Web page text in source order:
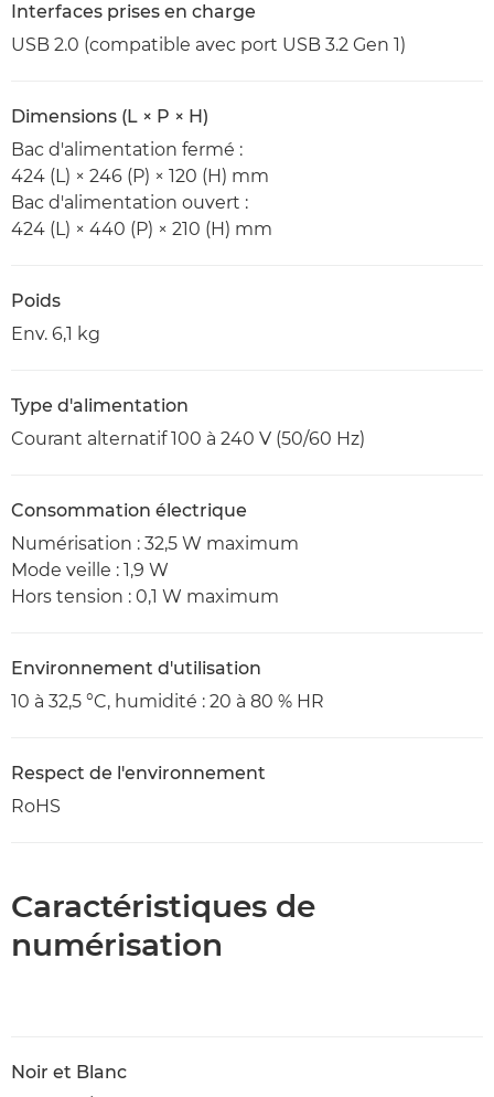
Interfaces prises en charge
USB 2.0 (compatible avec port USB 3.2 Gen 1)
Dimensions (L × P × H)
Bac d'alimentation fermé :
424 (L) × 246 (P) × 120 (H) mm
Bac d'alimentation ouvert :
424 (L) × 440 (P) × 210 (H) mm
Poids
Env. 6,1 kg
Type d'alimentation
Courant alternatif 100 à 240 V (50/60 Hz)
Consommation électrique
Numérisation : 32,5 W maximum
Mode veille : 1,9 W
Hors tension : 0,1 W maximum
Environnement d'utilisation
10 à 32,5 °C, humidité : 20 à 80 % HR
Respect de l'environnement
RoHS
Caractéristiques de
numérisation
Noir et Blanc